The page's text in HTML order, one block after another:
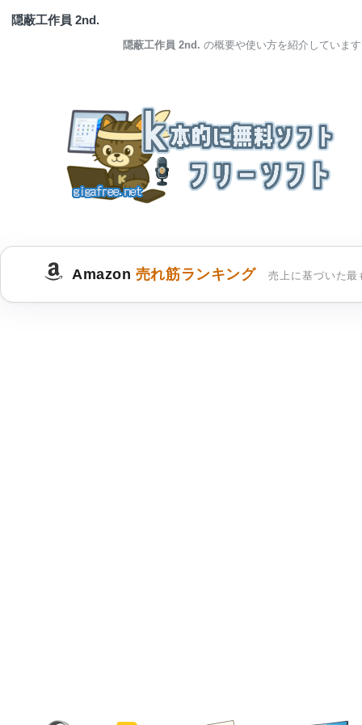
隠蔽工作員 2nd.
隠蔽工作員 2nd. の概要や使い方を紹介しています
Amazon 売れ筋ランキング 売上に基づいた最